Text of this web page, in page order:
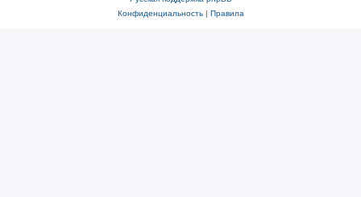
Конфиденциальность| Правила